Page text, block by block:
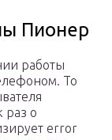
Пионер
работы
То
раз о
error